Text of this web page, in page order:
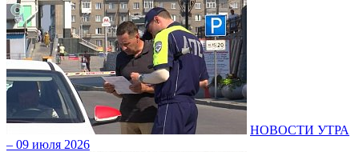
НОВОСТИ УТРА
– 09 июля 2026